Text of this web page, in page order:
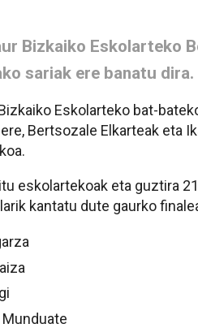
Bizkaiko Eskolarteko
sariak ere banatu dira.
Eskolarteko bat-
Bertsozale Elkarteak eta
eskolartekoak eta guztira
kantatu dute gaurko